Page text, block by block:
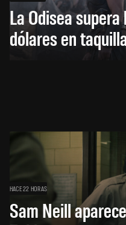
La Odisea
dólares en
HACE 22 HORAS
Sam Neill